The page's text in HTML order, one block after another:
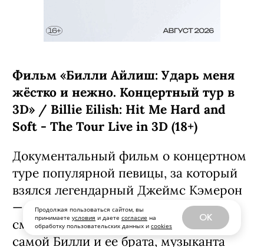
Продолжая пользоваться сайтом, вы
принимаете условия и даете согласие на
обработку пользовательских данных и cookies
OK
Фильм «Билли Айлиш: Ударь меня
жёстко и нежно. Концертный тур в
3D» / Billie Eilish: Hit Me Hard and
Soft - The Tour Live in 3D (18+)
Документальный фильм о концертном
туре популярной певицы, за который
взялся легендарный Джеймс Кэмерон
— записи выступлений в нем
сменяются очень личными интервью
самой Билли и ее брата, музыканта